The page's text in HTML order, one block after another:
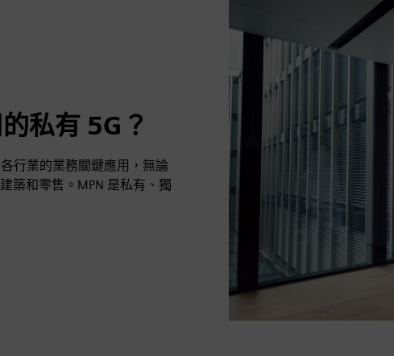
私有 5G？
行業的業務關鍵應用，無論
築和零售。MPN 是私有、獨